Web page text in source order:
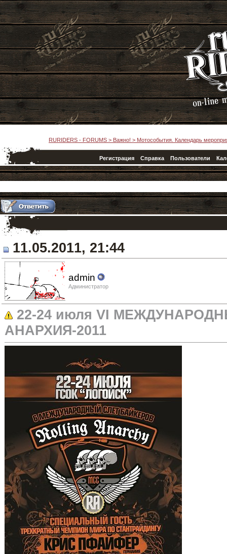
RURIDERS - FORUMS > Важно! > Мотособытия. Календарь
Регистрация Справка Пользователи
11.05.2011, 21:44
admin
Администратор
22-24 июля VI
АНАРХИЯ-2011